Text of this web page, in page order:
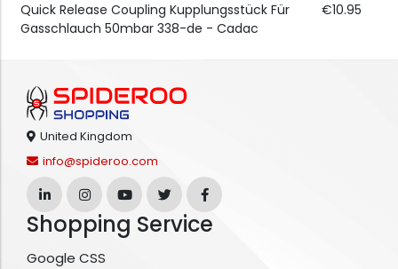
Quick Release Coupling Kupplungsstück Für
Gasschlauch 50mbar 338-de - Cadac
€10.95
United Kingdom
info@spideroo.com
Shopping Service
Google CSS